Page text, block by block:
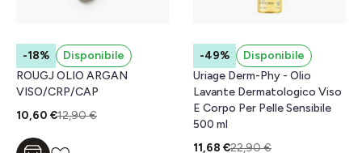
-18%
Disponibile
ROUGJ OLIO ARGAN
VISO/CRP/CAP
10,60 €12,90 €
-49%
Disponibile
Uriage Derm-Phy - Olio
Lavante Dermatologico Viso
E Corpo Per Pelle Sensibile
500 ml
11,68 €22,90 €